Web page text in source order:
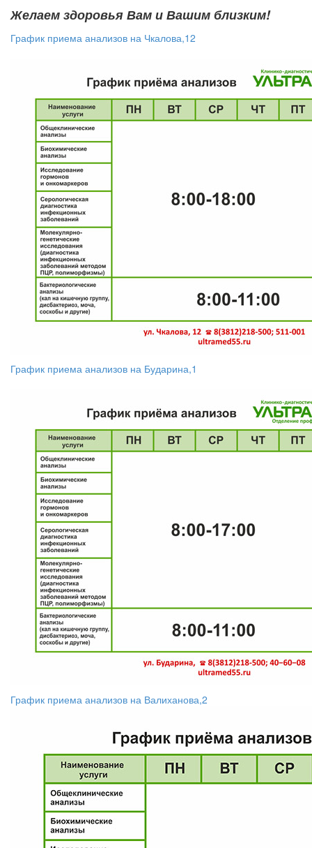
Желаем здоровья Вам и Вашим близким!
График приема анализов на Чкалова,12
График приема анализов на Бударина,1
График приема анализов на Валиханова,2